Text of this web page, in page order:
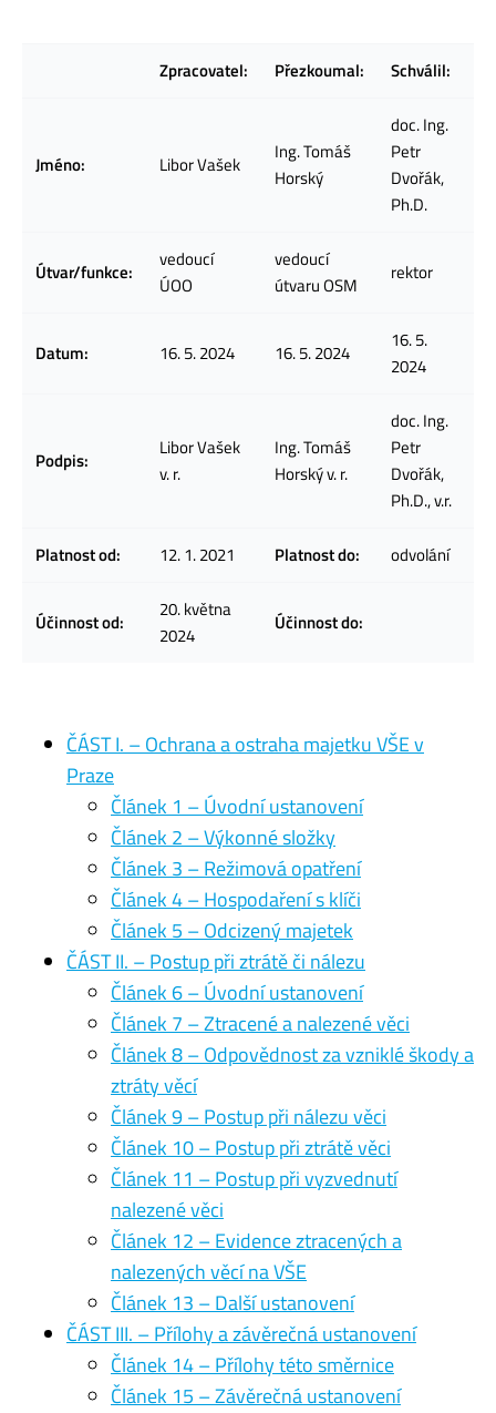
Zpracovatel: Přezkoumal: Schválil:
Jméno: Libor Vašek
Ing. Tomáš
Horský
doc. Ing.
Petr
Dvořák,
Ph.D.
Útvar/funkce:
vedoucí
ÚOO
vedoucí
útvaru OSM
rektor
Datum: 16. 5. 2024 16. 5. 2024
16. 5.
2024
Podpis:
Libor Vašek
v. r.
Ing. Tomáš
Horský v. r.
doc. Ing.
Petr
Dvořák,
Ph.D., v.r.
Platnost od: 12. 1. 2021 Platnost do: odvolání
Účinnost od:
20. května
2024
Účinnost do:
ČÁST I. – Ochrana a ostraha majetku VŠE v
Praze
Článek 1 – Úvodní ustanovení
Článek 2 – Výkonné složky
Článek 3 – Režimová opatření
Článek 4 – Hospodaření s klíči
Článek 5 – Odcizený majetek
ČÁST II. – Postup při ztrátě či nálezu
Článek 6 – Úvodní ustanovení
Článek 7 – Ztracené a nalezené věci
Článek 8 – Odpovědnost za vzniklé škody a
ztráty věcí
Článek 9 – Postup při nálezu věci
Článek 10 – Postup při ztrátě věci
Článek 11 – Postup při vyzvednutí
nalezené věci
Článek 12 – Evidence ztracených a
nalezených věcí na VŠE
Článek 13 – Další ustanovení
ČÁST III. – Přílohy a závěrečná ustanovení
Článek 14 – Přílohy této směrnice
Článek 15 – Závěrečná ustanovení